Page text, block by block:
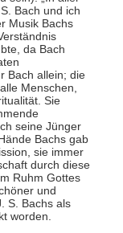
Bach und ich
Musik Bachs
da Bach
Bach allein; die
Menschen,
Sie
seine Jünger
Bachs gab
sie immer
durch diese
Ruhm Gottes
und
S. Bachs als
worden.